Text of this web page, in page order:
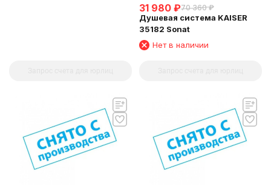
31 980 ₽70 360 ₽
Душевая система KAISER
35182 Sonat
Нет в наличии